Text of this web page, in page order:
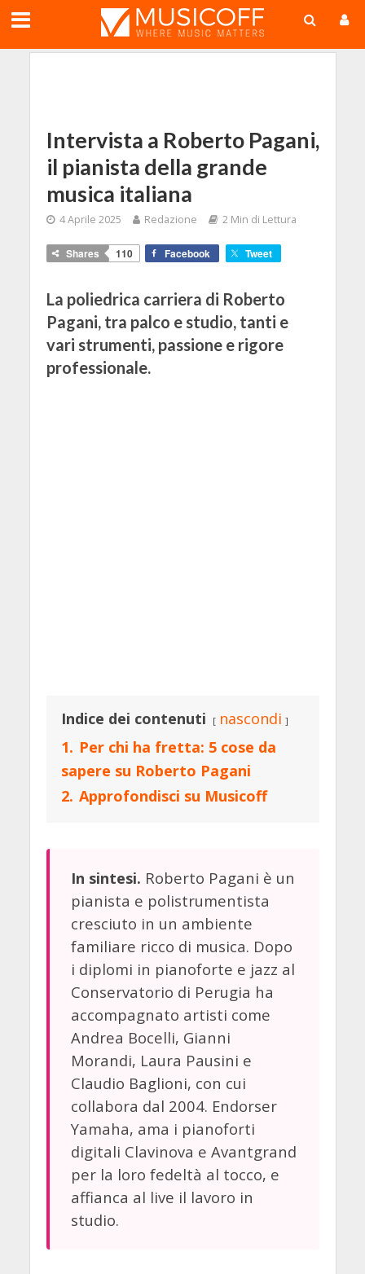
Intervista a Roberto Pagani,
il pianista della grande
musica italiana
4 Aprile 2025 Redazione 2 Min di Lettura
Shares 110 Facebook Tweet
La poliedrica carriera di Roberto
Pagani, tra palco e studio, tanti e
vari strumenti, passione e rigore
professionale.
Indice dei contenuti
nascondi
1. Per chi ha fretta: 5 cose da
sapere su Roberto Pagani
2. Approfondisci su Musicoff
In sintesi. Roberto Pagani è un
pianista e polistrumentista
cresciuto in un ambiente
familiare ricco di musica. Dopo
i diplomi in pianoforte e jazz al
Conservatorio di Perugia ha
accompagnato artisti come
Andrea Bocelli, Gianni
Morandi, Laura Pausini e
Claudio Baglioni, con cui
collabora dal 2004. Endorser
Yamaha, ama i pianoforti
digitali Clavinova e Avantgrand
per la loro fedeltà al tocco, e
affianca al live il lavoro in
studio.